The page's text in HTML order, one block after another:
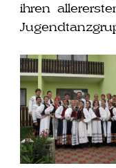
ihren